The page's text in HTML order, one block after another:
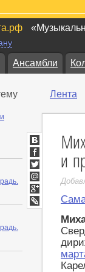
Ансамбли
Лента
и
ВКонтакте
Facebook
Twitter
Мой
Мир
Google+
LiveJournal